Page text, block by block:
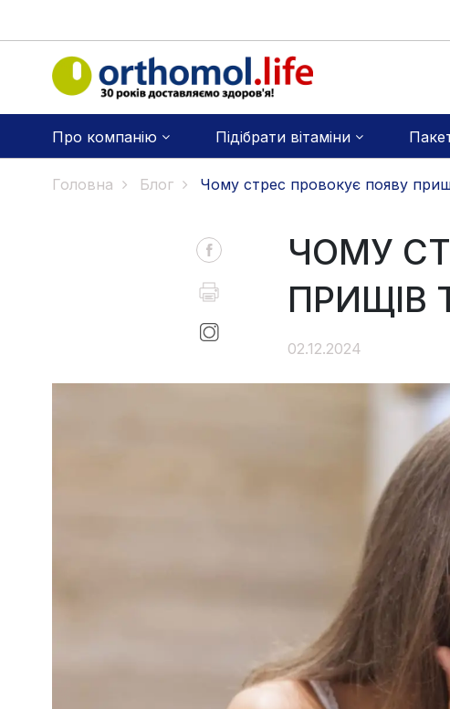
Про компанію Підібрати вітаміни
Головна Блог Чому стрес провокує появу
ЧОМУ
ПРИЩІВ
02.12.2024